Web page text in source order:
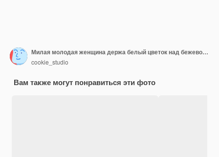
Милая молодая женщина держа белый цветок над бежевой стеной
cookie_studio
Вам также могут понравиться эти фото